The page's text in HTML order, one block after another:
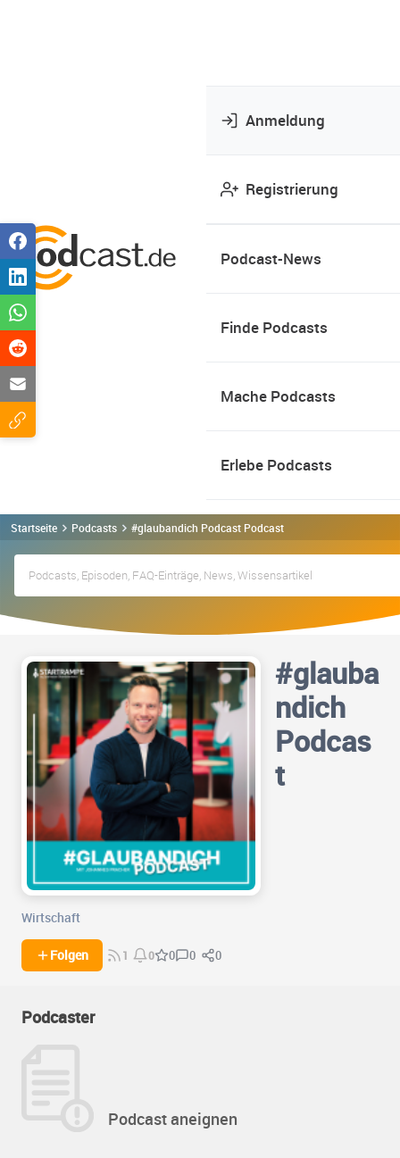
Anmeldung
Registrierung
Podcast-News
Finde Podcasts
Mache Podcasts
Erlebe Podcasts
Startseite Podcasts #glaubandich Podcast Podcast
#glauba
ndich
Podcas
t
Wirtschaft
Folgen 1 0 0 0 0
Podcaster
Podcast aneignen